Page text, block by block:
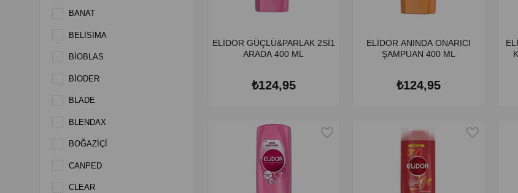
BANAT
BELİSİMA
BİOBLAS
BİODER
BLADE
BLENDAX
BOĞAZİÇİ
CANPED
CLEAR
ELİDOR GÜÇLÜ&PARLAK 2Sİ1
ARADA 400 ML
₺124,95
ELİDOR ANINDA ONARICI
ŞAMPUAN 400 ML
₺124,95